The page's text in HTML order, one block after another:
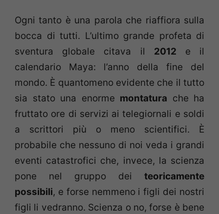
Ogni tanto è una parola che riaffiora sulla
bocca di tutti. L’ultimo grande profeta di
sventura globale citava il 2012 e il
calendario Maya: l’anno della fine del
mondo. È quantomeno evidente che il tutto
sia stato una enorme montatura che ha
fruttato ore di servizi ai telegiornali e soldi
a scrittori più o meno scientifici. È
probabile che nessuno di noi veda i grandi
eventi catastrofici che, invece, la scienza
pone nel gruppo dei teoricamente
possibili, e forse nemmeno i figli dei nostri
figli li vedranno. Scienza o no, forse è bene